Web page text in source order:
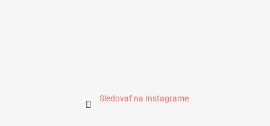
Sledovať na Instagrame